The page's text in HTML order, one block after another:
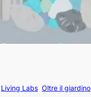
Living Labs Oltre il giardino